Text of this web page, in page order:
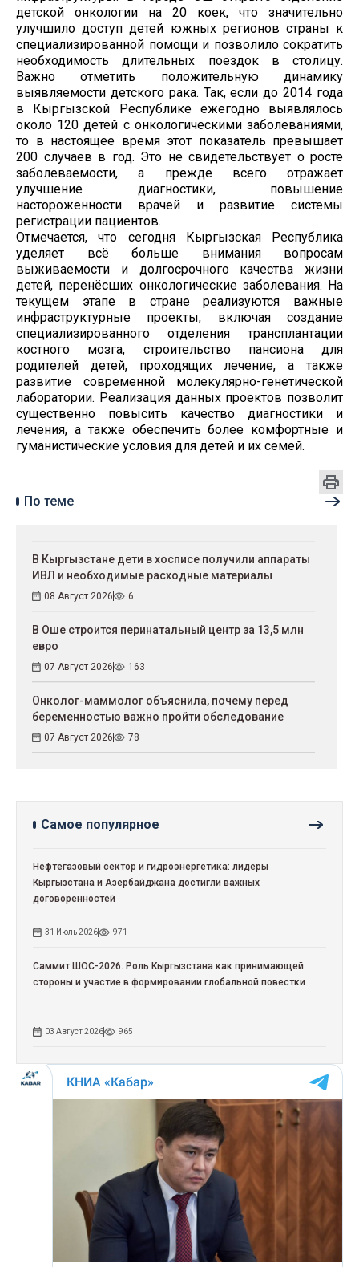
детской онкологии на 20 коек, что значительно
улучшило доступ детей южных регионов страны к
специализированной помощи и позволило сократить
необходимость длительных поездок в столицу.
Важно отметить положительную динамику
выявляемости детского рака. Так, если до 2014 года
в Кыргызской Республике ежегодно выявлялось
около 120 детей с онкологическими заболеваниями,
то в настоящее время этот показатель превышает
200 случаев в год. Это не свидетельствует о росте
заболеваемости, а прежде всего отражает
улучшение диагностики, повышение
настороженности врачей и развитие системы
регистрации пациентов.
Отмечается, что сегодня Кыргызская Республика
уделяет всё больше внимания вопросам
выживаемости и долгосрочного качества жизни
детей, перенёсших онкологические заболевания. На
текущем этапе в стране реализуются важные
инфраструктурные проекты, включая создание
специализированного отделения трансплантации
костного мозга, строительство пансиона для
родителей детей, проходящих лечение, а также
развитие современной молекулярно-генетической
лаборатории. Реализация данных проектов позволит
существенно повысить качество диагностики и
лечения, а также обеспечить более комфортные и
гуманистические условия для детей и их семей.
По теме
В Кыргызстане дети в хосписе получили аппараты
ИВЛ и необходимые расходные материалы
08 Август 2026 6
В Оше строится перинатальный центр за 13,5 млн
евро
07 Август 2026 163
Онколог-маммолог объяснила, почему перед
беременностью важно пройти обследование
07 Август 2026 78
Самое популярное
Нефтегазовый сектор и гидроэнергетика: лидеры
Кыргызстана и Азербайджана достигли важных
договоренностей
31 Июль 2026 971
Саммит ШОС-2026. Роль Кыргызстана как принимающей
стороны и участие в формировании глобальной повестки
03 Август 2026 965